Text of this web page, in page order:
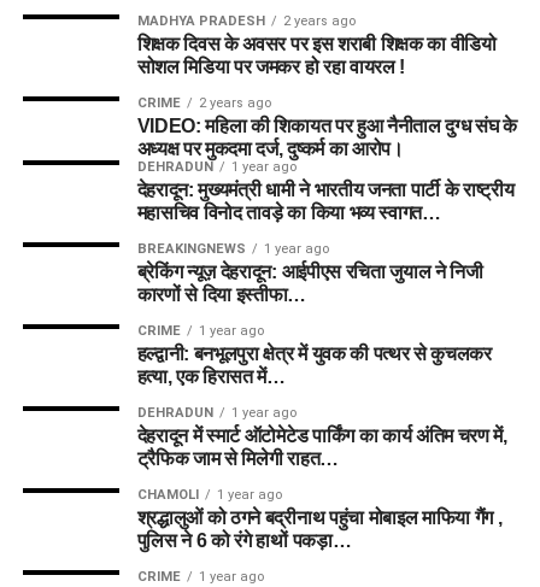
8. ML-W vs TRT-W Dream11 टीम
प्रेडिक्शन (Dream11 Teams)
टीम 1: स्मॉल लीग एवं सेफ टीम (Small
League & Mini GL)
विकटकीपर (WK):Kira Chathli
बल्लेबाज (BAT):E Jones, Grace Scrivens, F Sweet
ऑलराउंडर (ALL):Hayley Matthews
, Nat Sciver-
(VC) , Amelia Kerr, Ashleigh Gardner, Chinelle
गेंदबाज (BOWL):Alana King, D Gregory
टीम 2: ग्रैंड लीग रिस्की टीम (Grand
League Strategy)
Sean Dickson
Chris Wood
Ben Dwarshuis
Saqib Mahmood
Usman Tariq
Sunrisers Leeds
Ryan Rickelton (WK)
Harry Brook
Dan Lawrence
Matthew Revis
Brydon Carse
MADHYA PRADESH 2 years ago
शिक्षक दिवस के अवसर पर इस शराबी शिक्षक का वीडियो
सोशल मिडिया पर जमकर हो रहा वायरल !
CRIME 2 years ago
VIDEO: महिला की शिकायत पर हुआ नैनीताल दुग्ध संघ के
अध्यक्ष पर मुकदमा दर्ज, दुष्कर्म का आरोप।
DEHRADUN 1 year ago
देहरादून: मुख्यमंत्री धामी ने भारतीय जनता पार्टी के राष्ट्रीय
महासचिव विनोद तावड़े का किया भव्य स्वागत…
BREAKINGNEWS 1 year ago
ब्रेकिंग न्यूज़ देहरादून: आईपीएस रचिता जुयाल ने निजी
कारणों से दिया इस्तीफा…
CRIME 1 year ago
हल्द्वानी: बनभूलपुरा क्षेत्र में युवक की पत्थर से कुचलकर
हत्या, एक हिरासत में…
DEHRADUN 1 year ago
देहरादून में स्मार्ट ऑटोमेटेड पार्किंग का कार्य अंतिम चरण में,
ट्रैफिक जाम से मिलेगी राहत…
CHAMOLI 1 year ago
श्रद्धालुओं को ठगने बद्रीनाथ पहुंचा मोबाइल माफिया गैंग ,
पुलिस ने 6 को रंगे हाथों पकड़ा…
CRIME 1 year ago